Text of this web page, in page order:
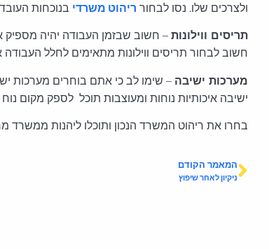
ולצרכים שלו. נסו לבחור ריהוט משרדי בנוכחות
תריסים ווילונות – חשוב שבזמן העבודה יהיה
חשוב לבחור תריסים ווילונות מתאימים לחלל
מערכות ישיבה – שימו לב כי אתם בוחרים מערכות
ישיבה איכותיות נוחות ומעוצבות תוכל לספק מקום
בחרו את ריהוט המשרד הנכון ותוכלו ליהנות ממשרד
המאמר הקודם
ניקיון לאחר שיפוץ